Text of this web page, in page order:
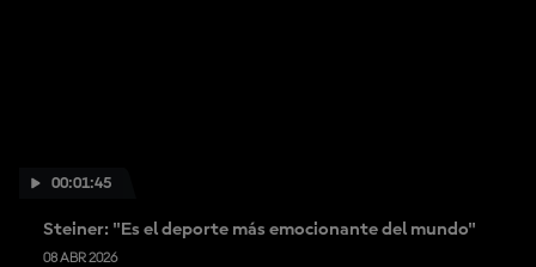
00:01:45
Steiner: "Es el deporte más emocionante del mundo"
08 ABR 2026